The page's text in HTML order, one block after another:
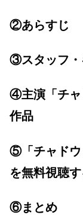
②あらすじ
③スタッフ・
④主演「チャ
作品
⑤「チャドウ
を無料視聴
⑥まとめ